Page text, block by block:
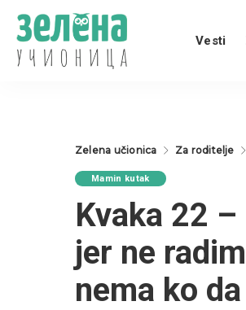
Vesti
Zelena učionica Za roditelje
Mamin kutak
Kvaka 22
jer ne
nema ko